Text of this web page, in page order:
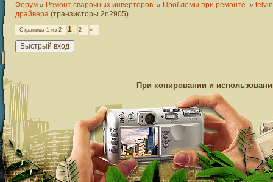
Форум » Ремонт сварочных инверторов. » Проблемы при ремонте. »
драйвера (транзисторы 2n2905)
Страница 1 из 2 1 2 »
При копировании и